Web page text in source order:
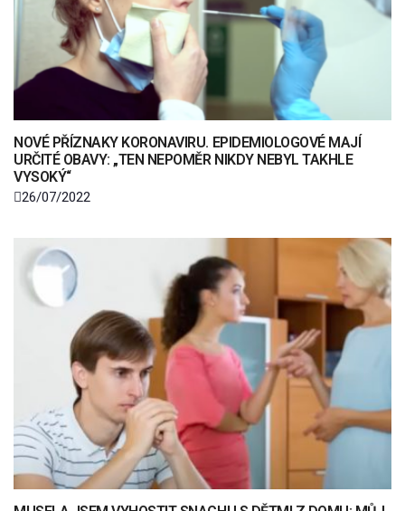
NOVÉ PŘÍZNAKY KORONAVIRU. EPIDEMIOLOGOVÉ MAJÍ
URČITÉ OBAVY: „TEN NEPOMĚR NIKDY NEBYL TAKHLE
VYSOKÝ“
26/07/2022